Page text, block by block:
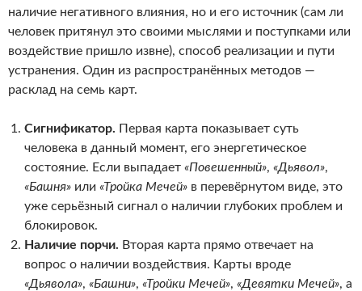
наличие негативного влияния, но и его источник (сам ли
человек притянул это своими мыслями и поступками или
воздействие пришло извне), способ реализации и пути
устранения. Один из распространённых методов —
расклад на семь карт.
Сигнификатор. Первая карта показывает суть
человека в данный момент, его энергетическое
состояние. Если выпадает «Повешенный», «Дьявол»,
«Башня» или «Тройка Мечей» в перевёрнутом виде, это
уже серьёзный сигнал о наличии глубоких проблем и
блокировок.
Наличие порчи. Вторая карта прямо отвечает на
вопрос о наличии воздействия. Карты вроде
«Дьявола», «Башни», «Тройки Мечей», «Девятки Мечей», а